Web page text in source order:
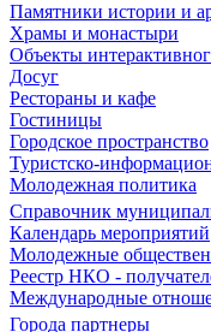
Памятники истории и
Храмы и монастыри
Объекты
Досуг
Рестораны и кафе
Гостиницы
Городское пространство
Туристско-
Молодежная политика
Справочник
Календарь мероприятий
Молодежные
Реестр НКО -
Международные
Города партнеры